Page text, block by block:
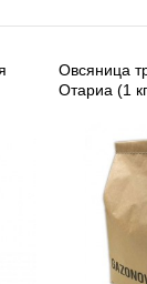
Овсяница
Отариа (1